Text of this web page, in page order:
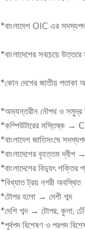
*বাংলাদেশ OIC এর
*বাংলাদেশের সবচেয়ে
*কোন দেশের জাতীয়
*অভ্যন্তরীন নৌপথ ও সমুদ্র
*কম্পিউটারের মস্তিষ্ক →
*বাংলাদেশ জাতিসংঘে
*বাংলাদেশের বৃহত্তম দ্বীপ
*বাংলাদেশের বিদ্যুৎ
*বিখ্যাত ট্রয় নগরী
*টোপর হলো → দেশী শব্দ
*দেশি শব্দ → টোপর, কুলা,
*পূর্বপদ বিশেষণ ও পরপদ